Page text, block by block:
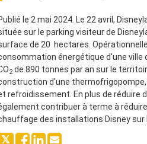
le 2 mai 2024. Le 22 avril,
sur le parking visiteur de
de 20 hectares.
énergétique d'une
2 de 890 tonnes par an sur le
d'une
refroidissement. En plus de réduire
contribuer à terme à
des installations Disney sur